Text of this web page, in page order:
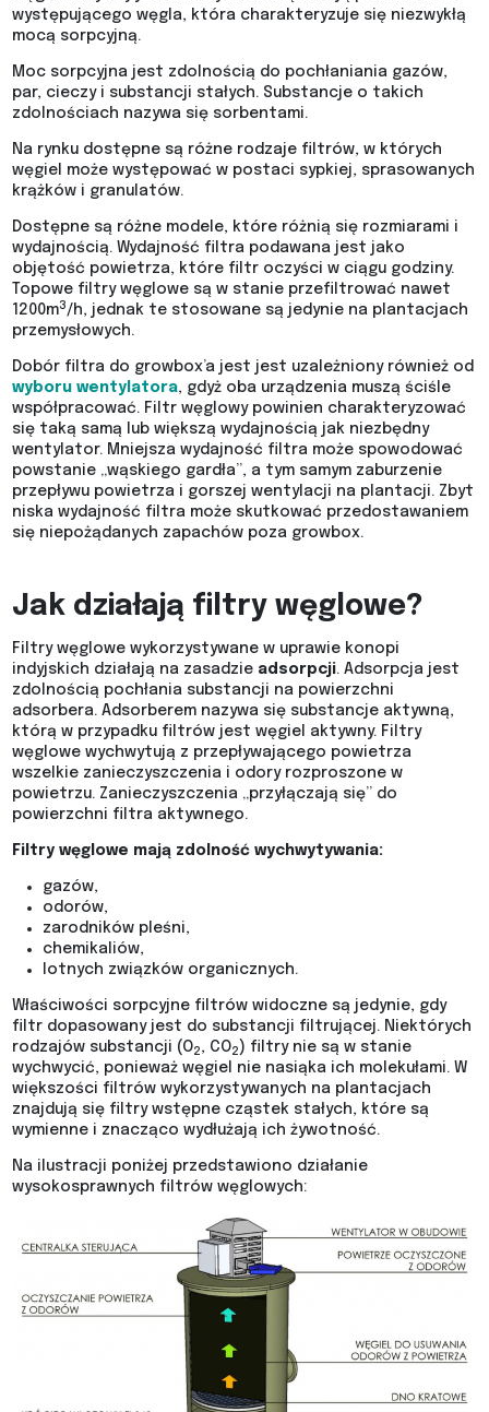
występującego węgla, która charakteryzuje się niezwykłą
mocą sorpcyjną.
Moc sorpcyjna jest zdolnością do pochłaniania gazów,
par, cieczy i substancji stałych. Substancje o takich
zdolnościach nazywa się sorbentami.
Na rynku dostępne są różne rodzaje filtrów, w których
węgiel może występować w postaci sypkiej, sprasowanych
krążków i granulatów.
Dostępne są różne modele, które różnią się rozmiarami i
wydajnością. Wydajność filtra podawana jest jako
objętość powietrza, które filtr oczyści w ciągu godziny.
Topowe filtry węglowe są w stanie przefiltrować nawet
1200m3 /h, jednak te stosowane są jedynie na plantacjach
przemysłowych.
Dobór filtra do growbox’a jest jest uzależniony również od
wyboru wentylatora, gdyż oba urządzenia muszą ściśle
współpracować. Filtr węglowy powinien charakteryzować
się taką samą lub większą wydajnością jak niezbędny
wentylator. Mniejsza wydajność filtra może spowodować
powstanie „wąskiego gardła”, a tym samym zaburzenie
przepływu powietrza i gorszej wentylacji na plantacji. Zbyt
niska wydajność filtra może skutkować przedostawaniem
się niepożądanych zapachów poza growbox.
Jak działają filtry węglowe?
Filtry węglowe wykorzystywane w uprawie konopi
indyjskich działają na zasadzie adsorpcji. Adsorpcja jest
zdolnością pochłania substancji na powierzchni
adsorbera. Adsorberem nazywa się substancje aktywną,
którą w przypadku filtrów jest węgiel aktywny. Filtry
węglowe wychwytują z przepływającego powietrza
wszelkie zanieczyszczenia i odory rozproszone w
powietrzu. Zanieczyszczenia „przyłączają się” do
powierzchni filtra aktywnego.
Filtry węglowe mają zdolność wychwytywania:
gazów,
odorów,
zarodników pleśni,
chemikaliów,
lotnych związków organicznych.
Właściwości sorpcyjne filtrów widoczne są jedynie, gdy
filtr dopasowany jest do substancji filtrującej. Niektórych
rodzajów substancji (O2 , CO2 ) filtry nie są w stanie
wychwycić, ponieważ węgiel nie nasiąka ich molekułami. W
większości filtrów wykorzystywanych na plantacjach
znajdują się filtry wstępne cząstek stałych, które są
wymienne i znacząco wydłużają ich żywotność.
Na ilustracji poniżej przedstawiono działanie
wysokosprawnych filtrów węglowych: